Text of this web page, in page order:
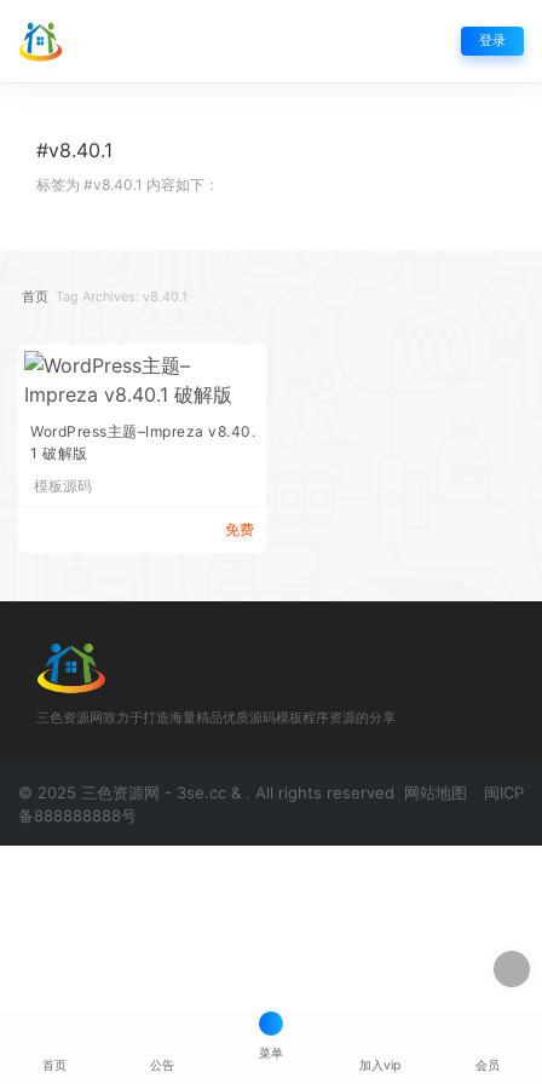
登录
#v8.40.1
标签为 #v8.40.1 内容如下：
首页 Tag Archives: v8.40.1
WordPress主题–Impreza v8.40.
1 破解版
模板源码
免费
三色资源网致力于打造海量精品优质源码模板程序资源的分享
© 2025 三色资源网 - 3se.cc & . All rights reserved 网站地图
闽ICP
备888888888号
首页 公告
菜单
加入vip
会员